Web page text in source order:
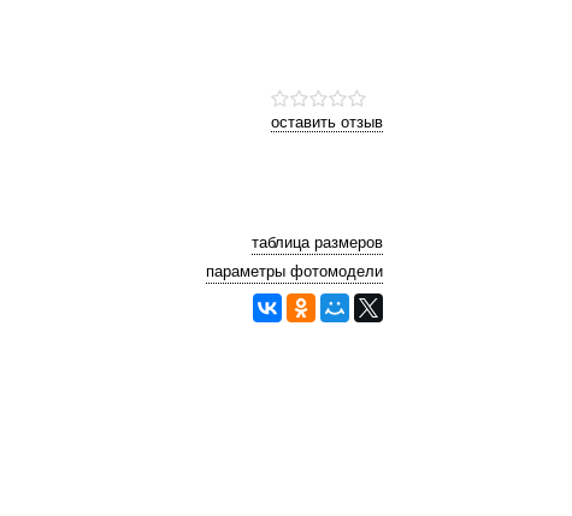
оставить отзыв
таблица размеров
параметры фотомодели